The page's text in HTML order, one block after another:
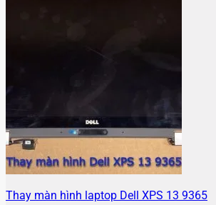
Thay màn hình laptop Dell XPS 13 9365